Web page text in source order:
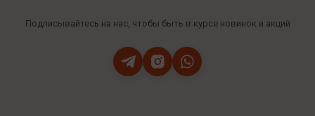
Подписывайтесь на нас, чтобы быть в курсе новинок и акций